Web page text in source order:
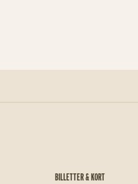
BILLETTER & KORT